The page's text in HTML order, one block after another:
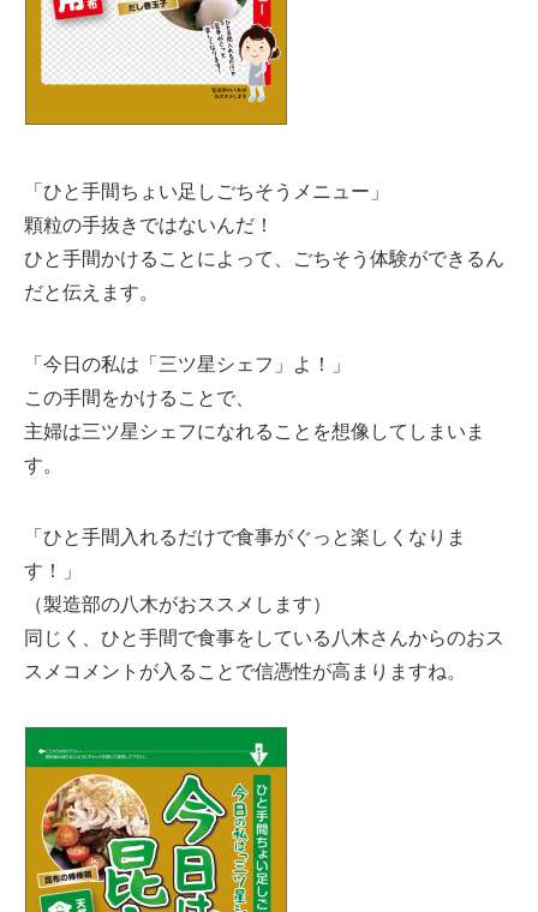
「ひと手間ちょい足しごちそうメニュー」
顆粒の手抜きではないんだ！
ひと手間かけることによって、ごちそう体験ができるん
だと伝えます。
「今日の私は「三ツ星シェフ」よ！」
この手間をかけることで、
主婦は三ツ星シェフになれることを想像してしまいま
す。
「ひと手間入れるだけで食事がぐっと楽しくなりま
す！」
（製造部の八木がおススメします）
同じく、ひと手間で食事をしている八木さんからのおス
スメコメントが入ることで信憑性が高まりますね。